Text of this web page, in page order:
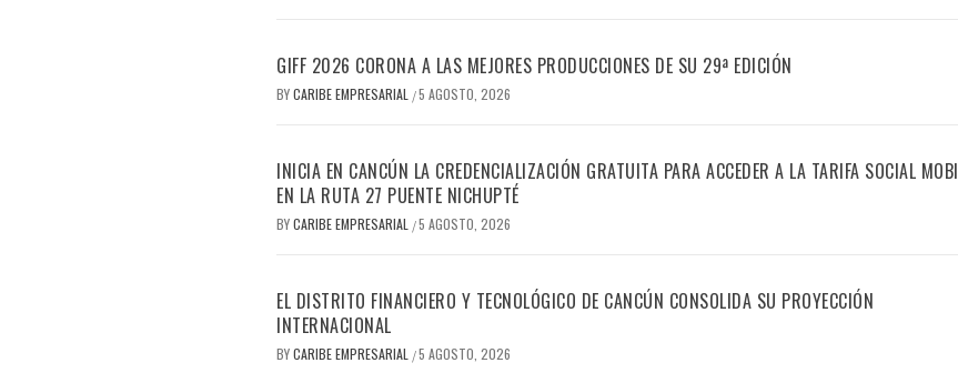
GIFF 2026 CORONA A LAS MEJORES PRODUCCIONES DE SU 29ª EDICIÓN
BYCARIBE EMPRESARIAL /5 AGOSTO, 2026
INICIA EN CANCÚN LA CREDENCIALIZACIÓN GRATUITA PARA ACCEDER A LA TARIFA SOCIAL MOBI
EN LA RUTA 27 PUENTE NICHUPTÉ
BYCARIBE EMPRESARIAL /5 AGOSTO, 2026
EL DISTRITO FINANCIERO Y TECNOLÓGICO DE CANCÚN CONSOLIDA SU PROYECCIÓN
INTERNACIONAL
BYCARIBE EMPRESARIAL /5 AGOSTO, 2026